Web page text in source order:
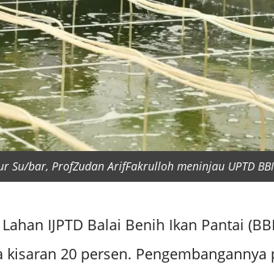
Su/bar, ProfZudan ArifFakrulloh meninjau UPTD
IJPTD Balai Benih Ikan Pantai
20 persen.